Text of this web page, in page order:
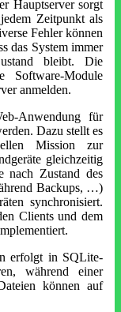
Hauptserver sorgt
Zeitpunkt als
Fehler können
das System immer
bleibt. Die
Software-Module
anmelden.
Anwendung für
Dazu stellt es
Mission zur
gleichzeitig
nach Zustand des
Backups, …)
synchronisiert.
Clients und dem
erfolgt in SQLite-
während einer
können auf